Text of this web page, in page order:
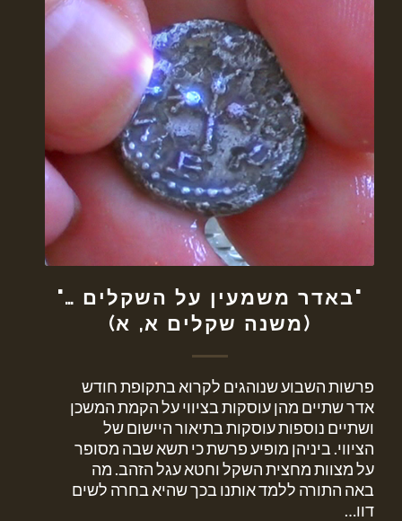
"באדר משמעין על השקלים …"
(משנה שקלים א, א)
פרשות השבוע שנוהגים לקרוא בתקופת חודש
אדר שתיים מהן עוסקות בציווי על הקמת המשכן
ושתיים נוספות עוסקות בתיאור היישום של
הציווי. ביניהן מופיע פרשת כי תשא שבה מסופר
על מצוות מחצית השקל וחטא עגל הזהב. מה
באה התורה ללמד אותנו בכך שהיא בחרה לשים
דוו…